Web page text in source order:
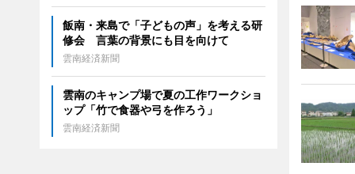
飯南・来島で「子どもの声」を考える研
修会 言葉の背景にも目を向けて
雲南経済新聞
雲南のキャンプ場で夏の工作ワークショ
ップ「竹で食器や弓を作ろう」
雲南経済新聞